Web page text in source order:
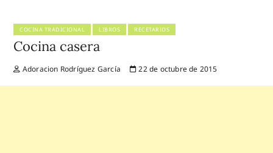
COCINA TRADICIONAL LIBROS RECETARIOS
Cocina casera
Adoracion Rodríguez García 22 de octubre de 2015